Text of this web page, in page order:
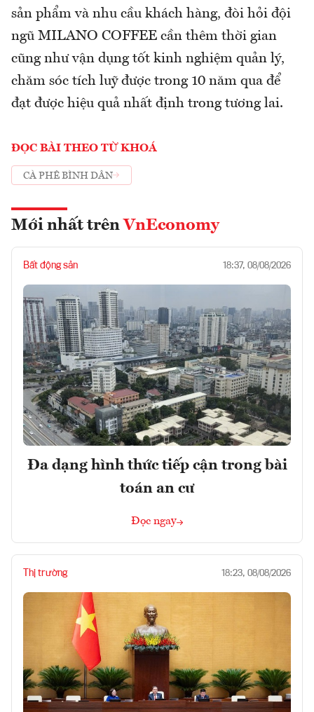
sản phẩm và nhu cầu khách hàng, đòi hỏi đội
ngũ MILANO COFFEE cần thêm thời gian
cũng như vận dụng tốt kinh nghiệm quản lý,
chăm sóc tích luỹ được trong 10 năm qua để
đạt được hiệu quả nhất định trong tương lai.
ĐỌC BÀI THEO TỪ KHOÁ
CÀ PHÊ BÌNH DÂN
Mới nhất trên VnEconomy
Bất động sản 18:37, 08/08/2026
Đa dạng hình thức tiếp cận trong bài
toán an cư
Đọc ngay
Thị trường 18:23, 08/08/2026